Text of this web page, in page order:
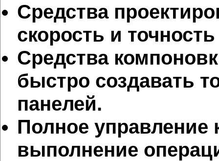
Средства
скорость и
Средства
быстро создавать
панелей.
Полное управление
выполнение